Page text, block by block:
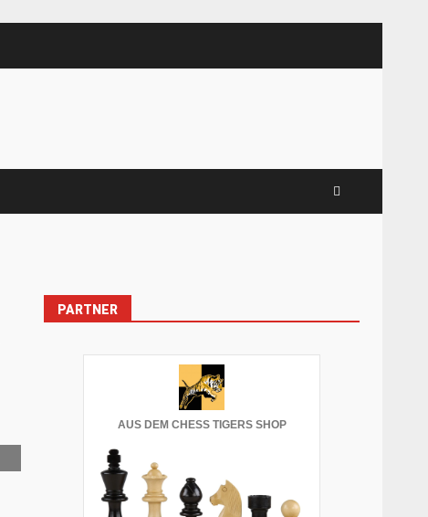
PARTNER
AUS DEM CHESS TIGERS SHOP